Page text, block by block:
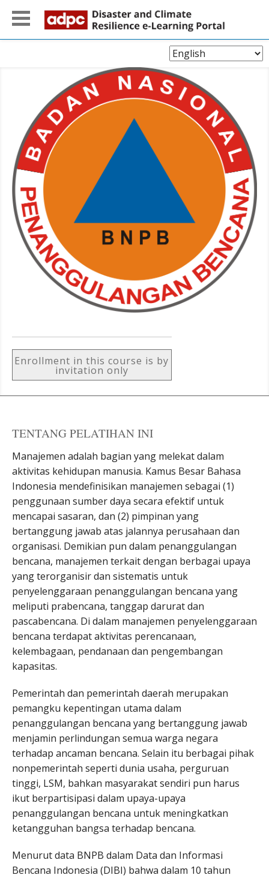
Choose
Enrollment in this course is by
invitation only
TENTANG PELATIHAN INI
Manajemen adalah bagian yang melekat dalam
aktivitas kehidupan manusia. Kamus Besar Bahasa
Indonesia mendefinisikan manajemen sebagai (1)
penggunaan sumber daya secara efektif untuk
mencapai sasaran, dan (2) pimpinan yang
bertanggung jawab atas jalannya perusahaan dan
organisasi. Demikian pun dalam penanggulangan
bencana, manajemen terkait dengan berbagai upaya
yang terorganisir dan sistematis untuk
penyelenggaraan penanggulangan bencana yang
meliputi prabencana, tanggap darurat dan
pascabencana. Di dalam manajemen penyelenggaraan
bencana terdapat aktivitas perencanaan,
kelembagaan, pendanaan dan pengembangan
kapasitas.
Pemerintah dan pemerintah daerah merupakan
pemangku kepentingan utama dalam
penanggulangan bencana yang bertanggung jawab
menjamin perlindungan semua warga negara
terhadap ancaman bencana. Selain itu berbagai pihak
nonpemerintah seperti dunia usaha, perguruan
tinggi, LSM, bahkan masyarakat sendiri pun harus
ikut berpartisipasi dalam upaya-upaya
penanggulangan bencana untuk meningkatkan
ketangguhan bangsa terhadap bencana.
Menurut data BNPB dalam Data dan Informasi
Bencana Indonesia (DIBI) bahwa dalam 10 tahun